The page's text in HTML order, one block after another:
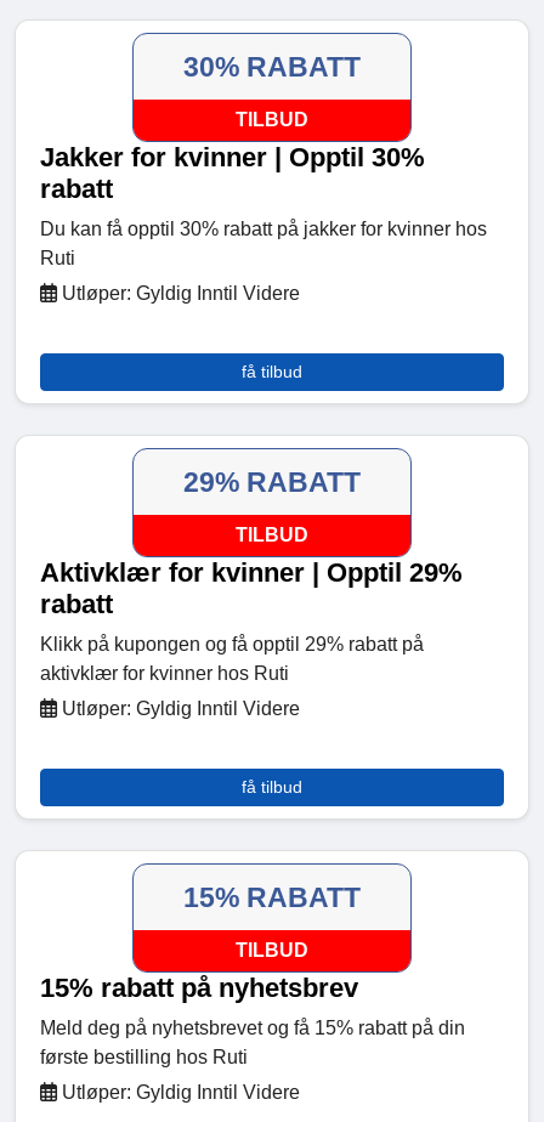
30% RABATT
TILBUD
Jakker for kvinner | Opptil 30%
rabatt
Du kan få opptil 30% rabatt på jakker for kvinner hos
Ruti
Utløper: Gyldig Inntil Videre
få tilbud
29% RABATT
TILBUD
Aktivklær for kvinner | Opptil 29%
rabatt
Klikk på kupongen og få opptil 29% rabatt på
aktivklær for kvinner hos Ruti
Utløper: Gyldig Inntil Videre
få tilbud
15% RABATT
TILBUD
15% rabatt på nyhetsbrev
Meld deg på nyhetsbrevet og få 15% rabatt på din
første bestilling hos Ruti
Utløper: Gyldig Inntil Videre